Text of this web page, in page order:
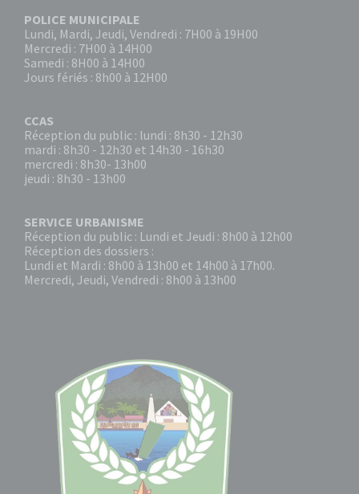
POLICE MUNICIPALE
Lundi, Mardi, Jeudi, Vendredi : 7H00 à 19H00
Mercredi : 7H00 à 14H00
Samedi : 8H00 à 14H00
Jours fériés : 8h00 à 12H00
CCAS
Réception du public : lundi : 8h30 - 12h30
mardi : 8h30 - 12h30 et 14h30 - 16h30
mercredi : 8h30- 13h00
jeudi : 8h30 - 13h00
SERVICE URBANISME
Réception du public : Lundi et Jeudi : 8h00 à 12h00
Réception des dossiers :
Lundi et Mardi : 8h00 à 13h00 et 14h00 à 17h00.
Mercredi, Jeudi, Vendredi : 8h00 à 13h00